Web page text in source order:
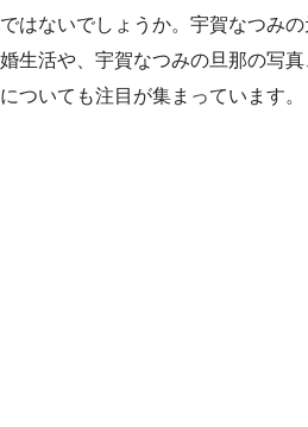
ではないでしょうか。宇賀なつみ
婚生活や、宇賀なつみの旦那の写
についても注目が集まっています。